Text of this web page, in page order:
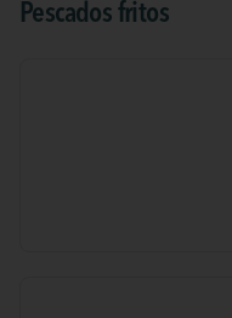
Pescados fritos